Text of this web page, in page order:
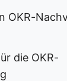
OKR-
die OKR-